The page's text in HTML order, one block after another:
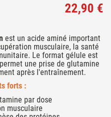
22,90 €
est un acide aminé important
musculaire, la santé
Le format gélule est
une prise de glutamine
après l'entraînement.
forts :
par dose
musculaire